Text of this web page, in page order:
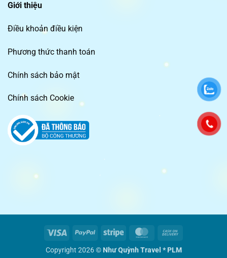
Giới thiệu
Điều khoản điều kiện
Phương thức thanh toán
Chính sách bảo mật
Chính sách Cookie
Visa PayPal Stripe MasterCard
Delivery
Copyright 2026 © Như Quỳnh Travel *PLM